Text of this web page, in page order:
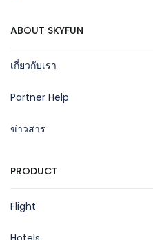
ABOUT SKYFUN
เกี่ยวกับเรา
Partner Help
ข่าวสาร
PRODUCT
Flight